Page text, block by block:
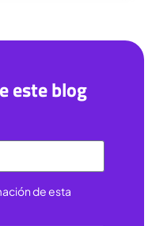
este blog
de esta